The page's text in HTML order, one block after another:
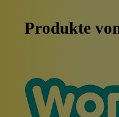
Produkte